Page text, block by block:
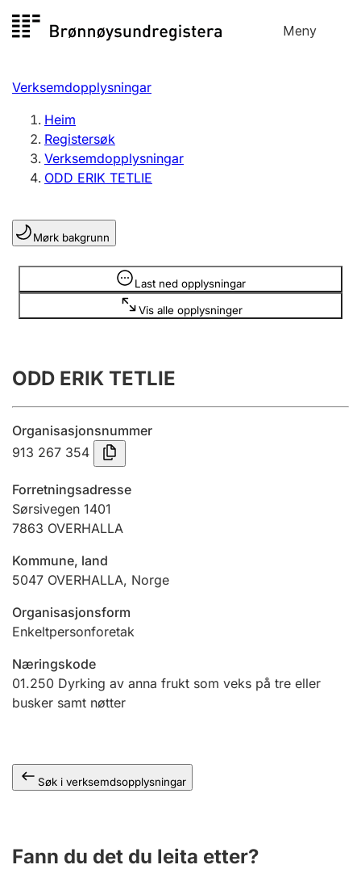
til
Meny
Registersøk
Aksjeselskap
Enkeltpersonføretak
Registrere, endre, slette
Lag og foreining
Registrere, endre, slette
Innsending og forseinkingsgebyr
Tinglysing
Jeger
Ektepaktrettleiaren
Andre tema
Verksemdopplysningar
Heim
Registersøk
Verksemdopplysningar
ODD ERIK TETLIE
Mørk bakgrunn
Last ned opplysningar
Vis alle opplysninger
Opplysninger er skjult
ODD ERIK TETLIE
Organisasjonsnummer
913 267 354
Forretningsadresse
Sørsivegen 1401
7863 OVERHALLA
Kommune, land
5047 OVERHALLA, Norge
Organisasjonsform
Enkeltpersonforetak
Næringskode
01.250 Dyrking av anna frukt som veks på tre eller
busker samt nøtter
Søk i verksemdsopplysningar
Fann du det du leita etter?